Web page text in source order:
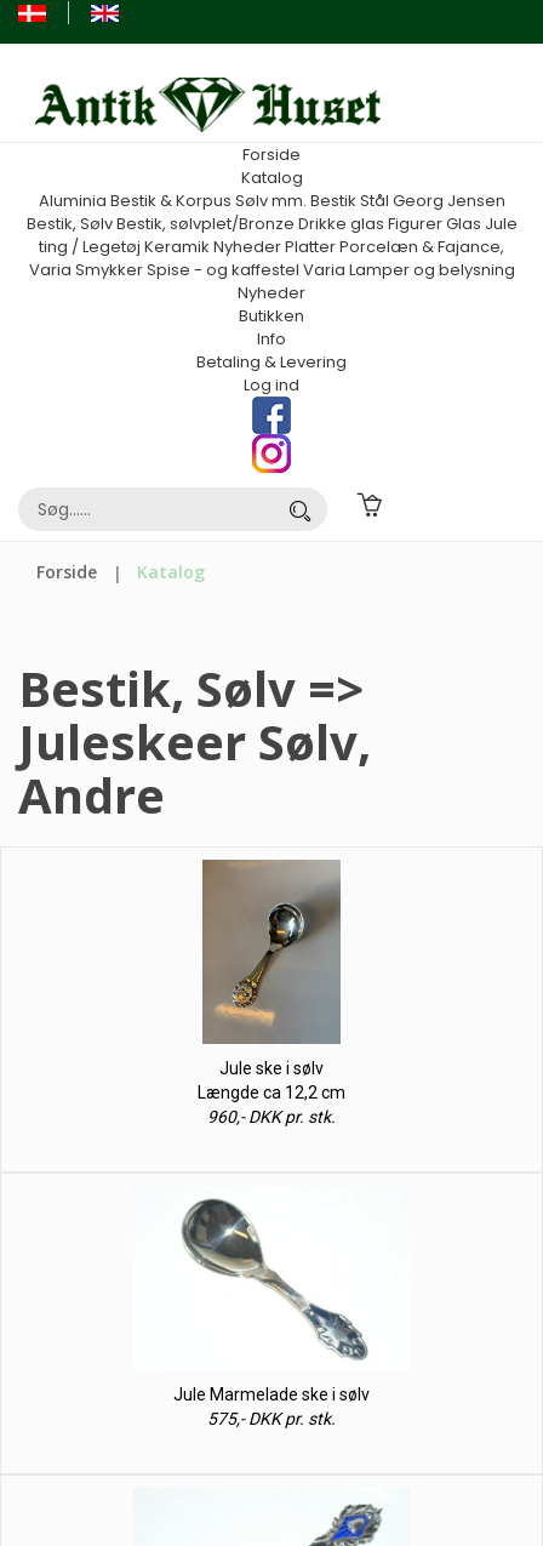
Forside
Katalog
Aluminia Bestik & Korpus Sølv mm. Bestik Stål Georg Jensen
Bestik, SølvBestik, sølvplet/Bronze Drikke glas FigurerGlas Jule
ting / Legetøj Keramik NyhederPlatterPorcelæn & Fajance,
Varia SmykkerSpise - og kaffestel Varia Lamper og belysning
Nyheder
Butikken
Info
Betaling & Levering
Log ind
Forside Katalog
Bestik, Sølv =>
Juleskeer Sølv,
Andre
Jule ske i sølv
Længde ca 12,2 cm
960,- DKK pr. stk.
Jule Marmelade ske i sølv
575,- DKK pr. stk.